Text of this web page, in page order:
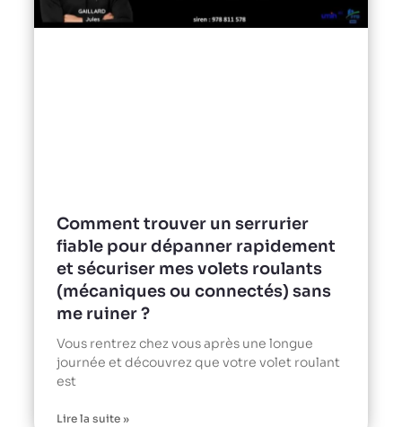
Comment trouver un serrurier
fiable pour dépanner rapidement
et sécuriser mes volets roulants
(mécaniques ou connectés) sans
me ruiner ?
Vous rentrez chez vous après une longue
journée et découvrez que votre volet roulant
est
Lire la suite »